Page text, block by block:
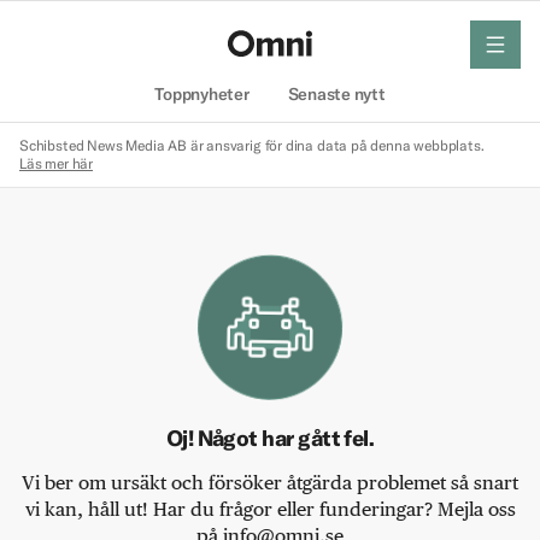
Toppnyheter Senaste nytt
meny
Schibsted News Media AB är ansvarig för dina data på denna webbplats.
Läs mer här
Oj! Något har gått fel.
Vi ber om ursäkt och försöker åtgärda problemet så snart
vi kan, håll ut! Har du frågor eller funderingar? Mejla oss